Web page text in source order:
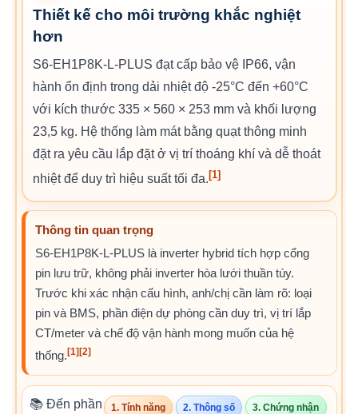
Thiết kế cho môi trường khắc nghiệt
hơn
S6-EH1P8K-L-PLUS đạt cấp bảo vệ IP66, vận
hành ổn định trong dải nhiệt độ -25°C đến +60°C
với kích thước 335 × 560 × 253 mm và khối lượng
23,5 kg. Hệ thống làm mát bằng quạt thông minh
đặt ra yêu cầu lắp đặt ở vị trí thoáng khí và dễ thoát
nhiệt để duy trì hiệu suất tối đa. [1]
Thông tin quan trọng
S6-EH1P8K-L-PLUS là inverter hybrid tích hợp cổng
pin lưu trữ, không phải inverter hòa lưới thuần túy.
Trước khi xác nhận cấu hình, anh/chị cần làm rõ: loại
pin và BMS, phần điện dự phòng cần duy trì, vị trí lắp
CT/meter và chế độ vận hành mong muốn của hệ
thống.[1][2]
📚 Đến phần 1. Tính năng 2. Thông số 3. Chứng nhận